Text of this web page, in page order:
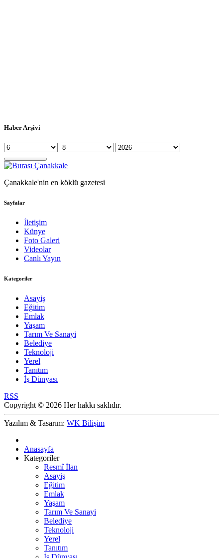
Haber Arşivi
Çanakkale'nin en köklü gazetesi
Sayfalar
İletişim
Künye
Foto Galeri
Videolar
Canlı Yayın
Kategoriler
Asayiş
Eğitim
Emlak
Yaşam
Tarım Ve Sanayi
Belediye
Teknoloji
Yerel
Tanıtım
İş Dünyası
RSS
Copyright © 2026 Her hakkı saklıdır.
Yazılım & Tasarım: WK Bilişim
Anasayfa
Kategoriler
Resmî İlan
Asayiş
Eğitim
Emlak
Yaşam
Tarım Ve Sanayi
Belediye
Teknoloji
Yerel
Tanıtım